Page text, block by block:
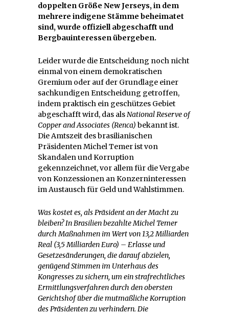
doppelten Größe New Jerseys, in dem
mehrere indigene Stämme beheimatet
sind, wurde offiziell abgeschafft und
Bergbauinteressen übergeben.
Leider wurde die Entscheidung noch nicht
einmal von einem demokratischen
Gremium oder auf der Grundlage einer
sachkundigen Entscheidung getroffen,
indem praktisch ein geschützes Gebiet
abgeschafft wird, das alsNational Reserve of
Copper and Associates (Renca) bekannt ist.
Die Amtszeit des brasilianischen
Präsidenten Michel Temer ist von
Skandalen und Korruption
gekennzeichnet, vor allem für die Vergabe
von Konzessionen an Konzerninteressen
im Austausch für Geld und Wahlstimmen.
Was kostet es, als Präsident an der Macht zu
bleiben? In Brasilien bezahlte Michel Temer
durch Maßnahmen im Wert von 13,2 Milliarden
Real (3,5 Milliarden Euro) – Erlasse und
Gesetzesänderungen, die darauf abzielen,
genügend Stimmen im Unterhaus des
Kongresses zu sichern, um ein strafrechtliches
Ermittlungsverfahren durch den obersten
Gerichtshof über die mutmaßliche Korruption
des Präsidenten zu verhindern. Die